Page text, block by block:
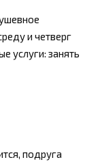
и четверг
услуги: занять
подруга